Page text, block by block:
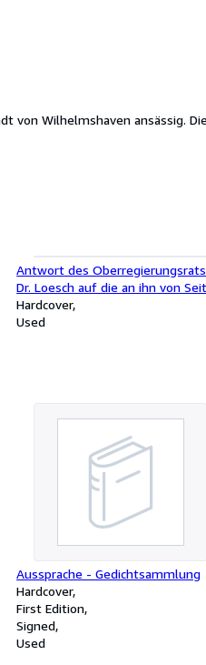
Wilhelmshaven ansässig.
Antwort des Oberregierungsrats
Dr. Loesch auf die an ihn von
der Berichterstatters,
Abgeordneten Joos, gestellten
Hardcover
Used
Aussprache - Gedichtsammlung
Hardcover
First Edition
Signed
Used